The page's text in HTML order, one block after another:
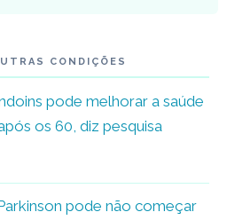
CONDIÇÕES
pode melhorar a saúde
os 60, diz pesquisa
pode não começar